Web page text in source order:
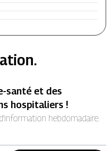
santé et des
hospitaliers !
hebdomadaire.